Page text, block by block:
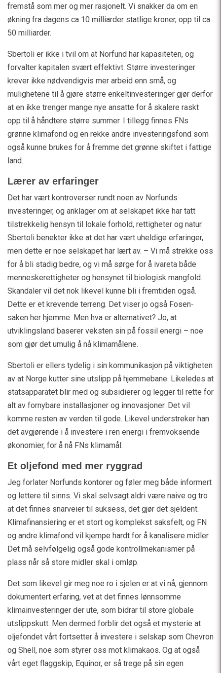
fremstå som mer og mer rasjonelt. Vi snakker da om en
økning fra dagens ca 10 milliarder statlige kroner, opp til ca
50 milliarder.
Sbertoli er ikke i tvil om at Norfund har kapasiteten, og
forvalter kapitalen svært effektivt. Større investeringer
krever ikke nødvendigvis mer arbeid enn små, og
mulighetene til å gjøre større enkeltinvesteringer gjør derfor
at en ikke trenger mange nye ansatte for å skalere raskt
opp til å håndtere større summer. I tillegg finnes FNs
grønne klimafond og en rekke andre investeringsfond som
også kunne brukes for å fremme det grønne skiftet i fattige
land.
Lærer av erfaringer
Det har vært kontroverser rundt noen av Norfunds
investeringer, og anklager om at selskapet ikke har tatt
tilstrekkelig hensyn til lokale forhold, rettigheter og natur.
Sbertoli benekter ikke at det har vært uheldige erfaringer,
men dette er noe selskapet har lært av. – Vi må strekke oss
for å bli stadig bedre, og vi må sørge for å ivareta både
menneskerettigheter og hensynet til biologisk mangfold.
Skandaler vil det nok likevel kunne bli i fremtiden også.
Dette er et krevende terreng. Det viser jo også Fosen-
saken her hjemme. Men hva er alternativet? Jo, at
utviklingsland baserer veksten sin på fossil energi – noe
som gjør det umulig å nå klimamålene.
Sbertoli er ellers tydelig i sin kommunikasjon på viktigheten
av at Norge kutter sine utslipp på hjemmebane. Likeledes at
statsapparatet blir med og subsidierer og legger til rette for
alt av fornybare installasjoner og innovasjoner. Det vil
komme resten av verden til gode. Likevel understreker han
det avgjørende i å investere i ren energi i fremvoksende
økonomier, for å nå FNs klimamål.
Et oljefond med mer ryggrad
Jeg forlater Norfunds kontorer og føler meg både informert
og lettere til sinns. Vi skal selvsagt aldri være naive og tro
at det finnes snarveier til suksess, det gjør det sjeldent.
Klimafinansiering er et stort og komplekst saksfelt, og FN
og andre klimafond vil kjempe hardt for å kanalisere midler.
Det må selvfølgelig også gode kontrollmekanismer på
plass når så store midler skal i omløp.
Det som likevel gir meg noe ro i sjelen er at vi nå, gjennom
dokumentert erfaring, vet at det finnes lønnsomme
klimainvesteringer der ute, som bidrar til store globale
utslippskutt. Men dermed forblir det også et mysterie at
oljefondet vårt fortsetter å investere i selskap som Chevron
og Shell, noe som styrer oss mot klimakaos. Og at også
vårt eget flaggskip, Equinor, er så trege på sin egen